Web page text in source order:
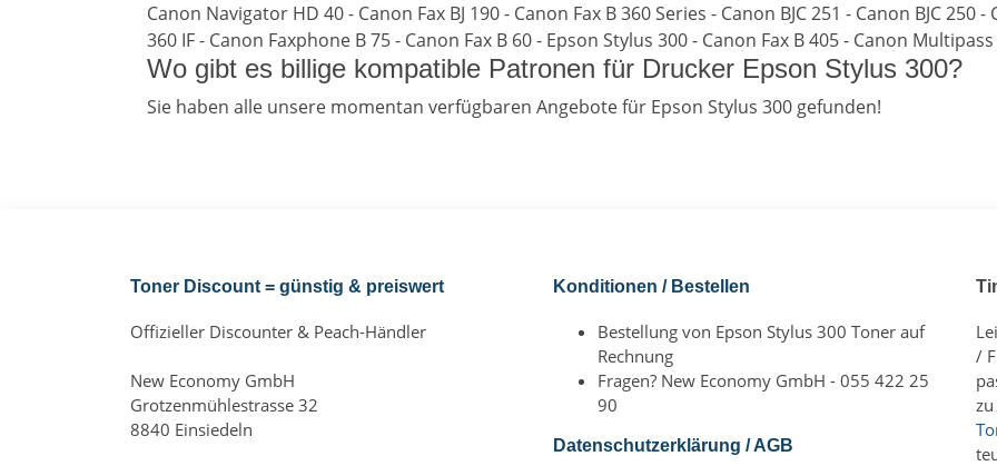
Canon Navigator HD 40 - Canon Fax BJ 190 - Canon Fax B 360 Series - Canon BJC 251 - Canon BJC 250
360 IF - Canon Faxphone B 75 - Canon Fax B 60 - Epson Stylus 300 - Canon Fax B 405 - Canon
Wo gibt es billige kompatible Patronen für Drucker Epson Stylus 300?
Sie haben alle unsere momentan verfügbaren Angebote für Epson Stylus 300 gefunden!
Toner Discount = günstig & preiswert
Offizieller Discounter & Peach-Händler
New Economy GmbH
Grotzenmühlestrasse 32
8840 Einsiedeln
Konditionen / Bestellen
Bestellung von Epson Stylus 300 Toner auf
Rechnung
Fragen? New Economy GmbH - 055 422 25
90
Datenschutzerklärung / AGB
/